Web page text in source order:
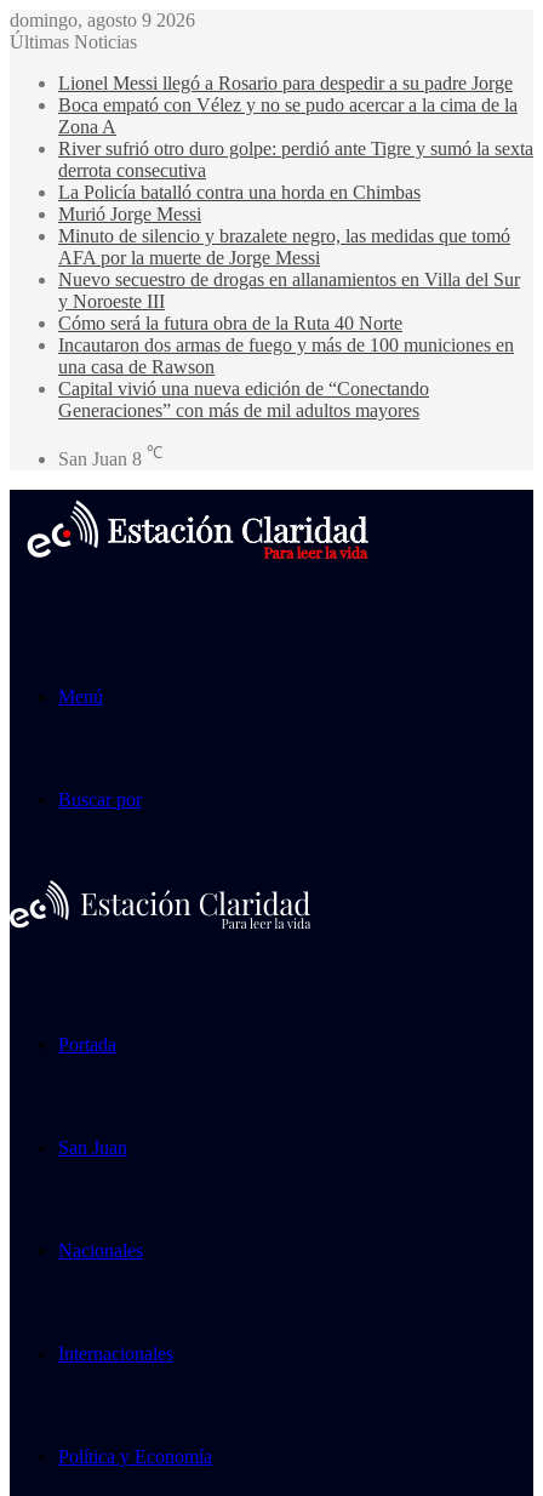
domingo, agosto 9 2026
Últimas Noticias
Lionel Messi llegó a Rosario para despedir a su padre Jorge
Boca empató con Vélez y no se pudo acercar a la cima de la
Zona A
River sufrió otro duro golpe: perdió ante Tigre y sumó la sexta
derrota consecutiva
La Policía batalló contra una horda en Chimbas
Murió Jorge Messi
Minuto de silencio y brazalete negro, las medidas que tomó
AFA por la muerte de Jorge Messi
Nuevo secuestro de drogas en allanamientos en Villa del Sur
y Noroeste III
Cómo será la futura obra de la Ruta 40 Norte
Incautaron dos armas de fuego y más de 100 municiones en
una casa de Rawson
Capital vivió una nueva edición de “Conectando
Generaciones” con más de mil adultos mayores
San Juan 8 ℃
Menú
Buscar por
Portada
San Juan
Nacionales
Internacionales
Política y Economía